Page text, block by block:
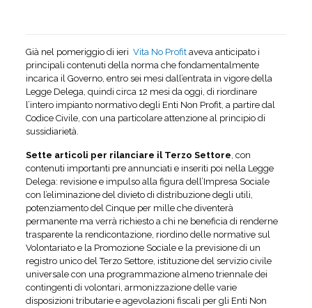
Già nel pomeriggio di ieri Vita No Profit aveva anticipato i
principali contenuti della norma che fondamentalmente
incarica il Governo, entro sei mesi dall’entrata in vigore della
Legge Delega, quindi circa 12 mesi da oggi, di riordinare
l’intero impianto normativo degli Enti Non Profit, a partire dal
Codice Civile, con una particolare attenzione al principio di
sussidiarietà.
Sette articoli per rilanciare il Terzo Settore, con
contenuti importanti pre annunciati e inseriti poi nella Legge
Delega: revisione e impulso alla figura dell’Impresa Sociale
con l’eliminazione del divieto di distribuzione degli utili,
potenziamento del Cinque per mille che diventerà
permanente ma verrà richiesto a chi ne beneficia di renderne
trasparente la rendicontazione, riordino delle normative sul
Volontariato e la Promozione Sociale e la previsione di un
registro unico del Terzo Settore, istituzione del servizio civile
universale con una programmazione almeno triennale dei
contingenti di volontari, armonizzazione delle varie
disposizioni tributarie e agevolazioni fiscali per gli Enti Non